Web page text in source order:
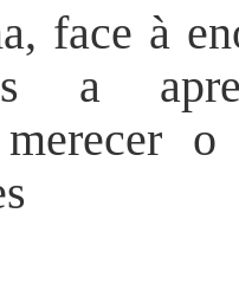
face à
a
merecer